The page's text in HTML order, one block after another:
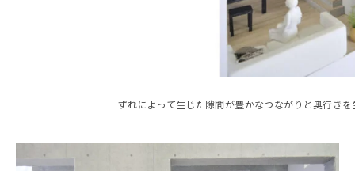
ずれによって生じた隙間が豊かなつながりと奥行きを